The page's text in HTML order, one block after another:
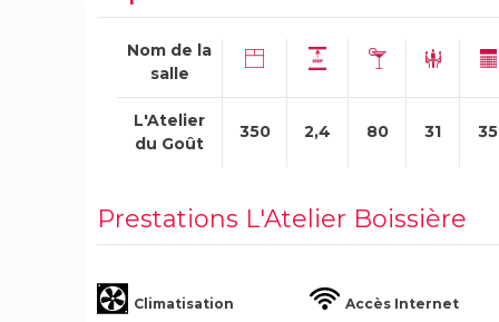
Nom de la
salle
L'Atelier
du Goût
350 2,4 80 31 35
Prestations L'Atelier Boissière
Climatisation Accès Internet